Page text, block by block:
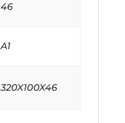
46
A1
320X100X46